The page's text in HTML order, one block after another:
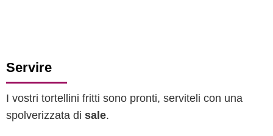
Servire
I vostri tortellini fritti sono pronti, serviteli con una
spolverizzata di sale.